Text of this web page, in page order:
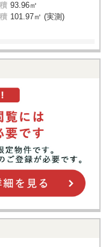
93.96㎡
101.97㎡ (実測)